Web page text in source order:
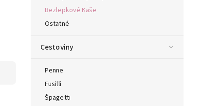
Bezlepkové Kaše
Ostatné
Cestoviny
Penne
Fusilli
Špagetti